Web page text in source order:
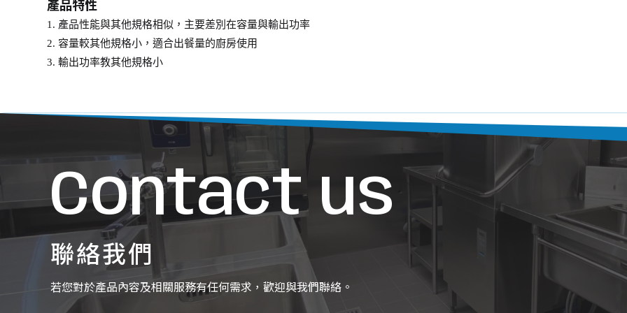
產品特性
1. 產品性能與其他規格相似，主要差別在容量與輸出功率
2. 容量較其他規格小，適合出餐量的廚房使用
3. 輸出功率教其他規格小
Contact us
聯絡我們
若您對於產品內容及相關服務有任何需求，歡迎與我們聯絡。